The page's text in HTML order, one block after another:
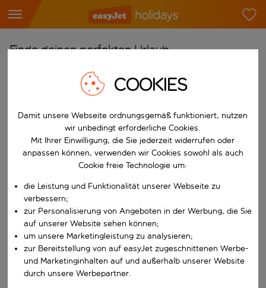
Finde deinen perfekten Urlaub
Beginne mit der Eingabe für die automatische
Flughafen wählen
Beginne mit der Eingabe für die automatische
Reiseziel wählen
Nach
Wähle ein Ab- und Rückflugdatum aus.
Wann
Wer
Suchen
COOKIES
Damit unsere Webseite ordnungsgemäß funktioniert, nutzen
wir unbedingt erforderliche Cookies.
Mit Ihrer Einwilligung, die Sie jederzeit widerrufen oder
anpassen können, verwenden wir Cookies sowohl als auch
Cookie freie Technologie um:
die Leistung und Funktionalität unserer Webseite zu
verbessern;
zur Personalisierung von Angeboten in der Werbung, die Sie
auf unserer Website sehen können;
um unsere Marketingleistung zu analysieren;
zur Bereitstellung von auf easyJet zugeschnittenen Werbe-
und Marketinginhalten auf und außerhalb unserer Website
durch unsere Werbepartner.